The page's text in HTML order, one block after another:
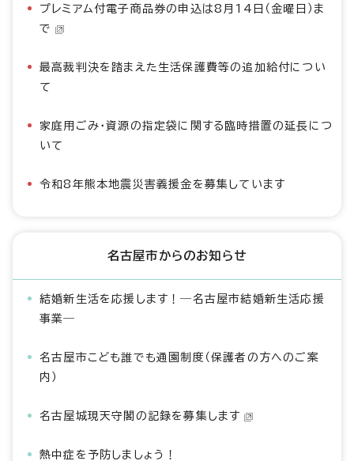
プレミアム付電子商品券の申込は8月14日（金曜日）ま
で
最高裁判決を踏まえた生活保護費等の追加給付につい
て
家庭用ごみ・資源の指定袋に関する臨時措置の延長につ
いて
令和8年熊本地震災害義援金を募集しています
名古屋市からのお知らせ
結婚新生活を応援します！―名古屋市結婚新生活応援
事業―
名古屋市こども誰でも通園制度（保護者の方へのご案
内）
名古屋城現天守閣の記録を募集します
熱中症を予防しましょう！